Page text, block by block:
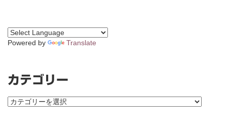
Powered by Translate
カテゴリー
カ